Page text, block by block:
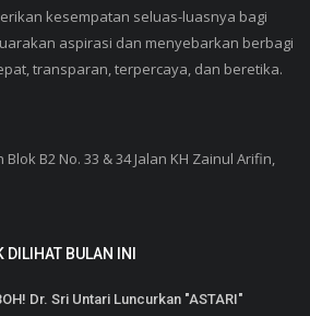
kesempatan seluas-luasnya bagi
aspirasi dan menyebarkan berbagi
transparan, terpercaya, dan beretika.
B2 No. 33 & 34 Jalan KH Zainul Arifin,
DILIHAT BULAN INI
Dr. Sri Untari Luncurkan "ASTARI"